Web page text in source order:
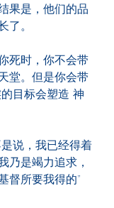
果是，他们的品
了。
死时，你不会带
堂。但是你会带
目标会塑造 神
说，我已经得着
乃是竭力追求，
督所要我得的”